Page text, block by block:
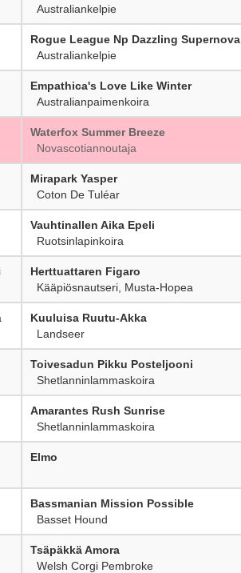
Australiankelpie
Rogue League Np Dazzling Supernova
Australiankelpie
Empathica's Love Like Winter
Australianpaimenkoira
Waterfox Summer Breeze
Novascotiannoutaja
Mirapark Yasper
Coton De Tuléar
Vauhtinallen Aika Epeli
Ruotsinlapinkoira
Herttuattaren Figaro
Kääpiösnautseri, Musta-Hopea
Kuuluisa Ruutu-Akka
Landseer
Toivesadun Pikku Posteljooni
Shetlanninlammaskoira
Amarantes Rush Sunrise
Shetlanninlammaskoira
Elmo
Bassmanian Mission Possible
Basset Hound
Tsäpäkkä Amora
Welsh Corgi Pembroke